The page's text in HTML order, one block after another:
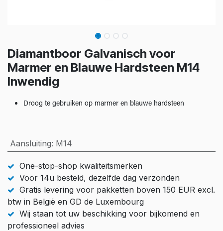
Diamantboor Galvanisch voor
Marmer en Blauwe Hardsteen M14
Inwendig
Droog te gebruiken op marmer en blauwe hardsteen
Aansluiting: M14
One-stop-shop kwaliteitsmerken
Voor 14u besteld, dezelfde dag verzonden
Gratis levering voor pakketten boven 150 EUR excl.
btw in België en GD de Luxembourg
Wij staan tot uw beschikking voor bijkomend en
professioneel advies